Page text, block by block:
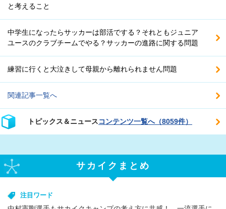
と考えること
中学生になったらサッカーは部活でする？それともジュニア
ユースのクラブチームでやる？サッカーの進路に関する問題
練習に行くと大泣きして母親から離れられません問題
関連記事一覧へ
トピックス＆ニュースコンテンツ一覧へ（8059件）
サカイクまとめ
注目ワード